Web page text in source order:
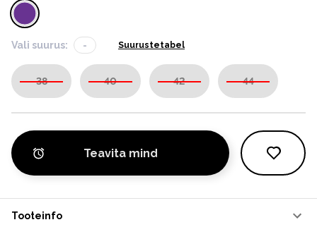
Vali suurus: - Suurustetabel
38 40 42 44
Teavita mind
Tooteinfo